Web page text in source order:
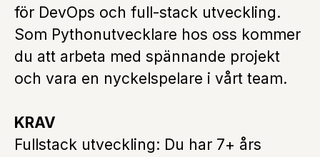
för DevOps och full-stack utveckling.
Som Pythonutvecklare hos oss kommer
du att arbeta med spännande projekt
och vara en nyckelspelare i vårt team.
KRAV
Fullstack utveckling: Du har 7+ års